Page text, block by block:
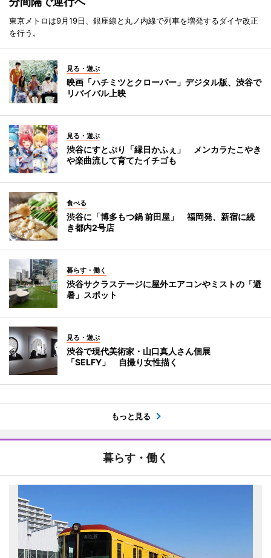
東京メトロは9月19日、銀座線と丸ノ内線で列車を増発するダイヤ改正
を行う。
見る・遊ぶ
映画「ハチミツとクローバー」デジタル版、渋谷で
リバイバル上映
見る・遊ぶ
渋谷にすとぷり「縁日かふぇ」 メンカラたこやき
や楽曲流して育てたイチゴも
食べる
渋谷に「博多もつ鍋 前田屋」 福岡発、新宿に続
き都内2号店
暮らす・働く
渋谷サクラステージに屋外エアコンやミストの「避
暑」スポット
見る・遊ぶ
渋谷で現代美術家・山口真人さん個展
「SELFY」 自撮り女性描く
もっと見る
暮らす・働く